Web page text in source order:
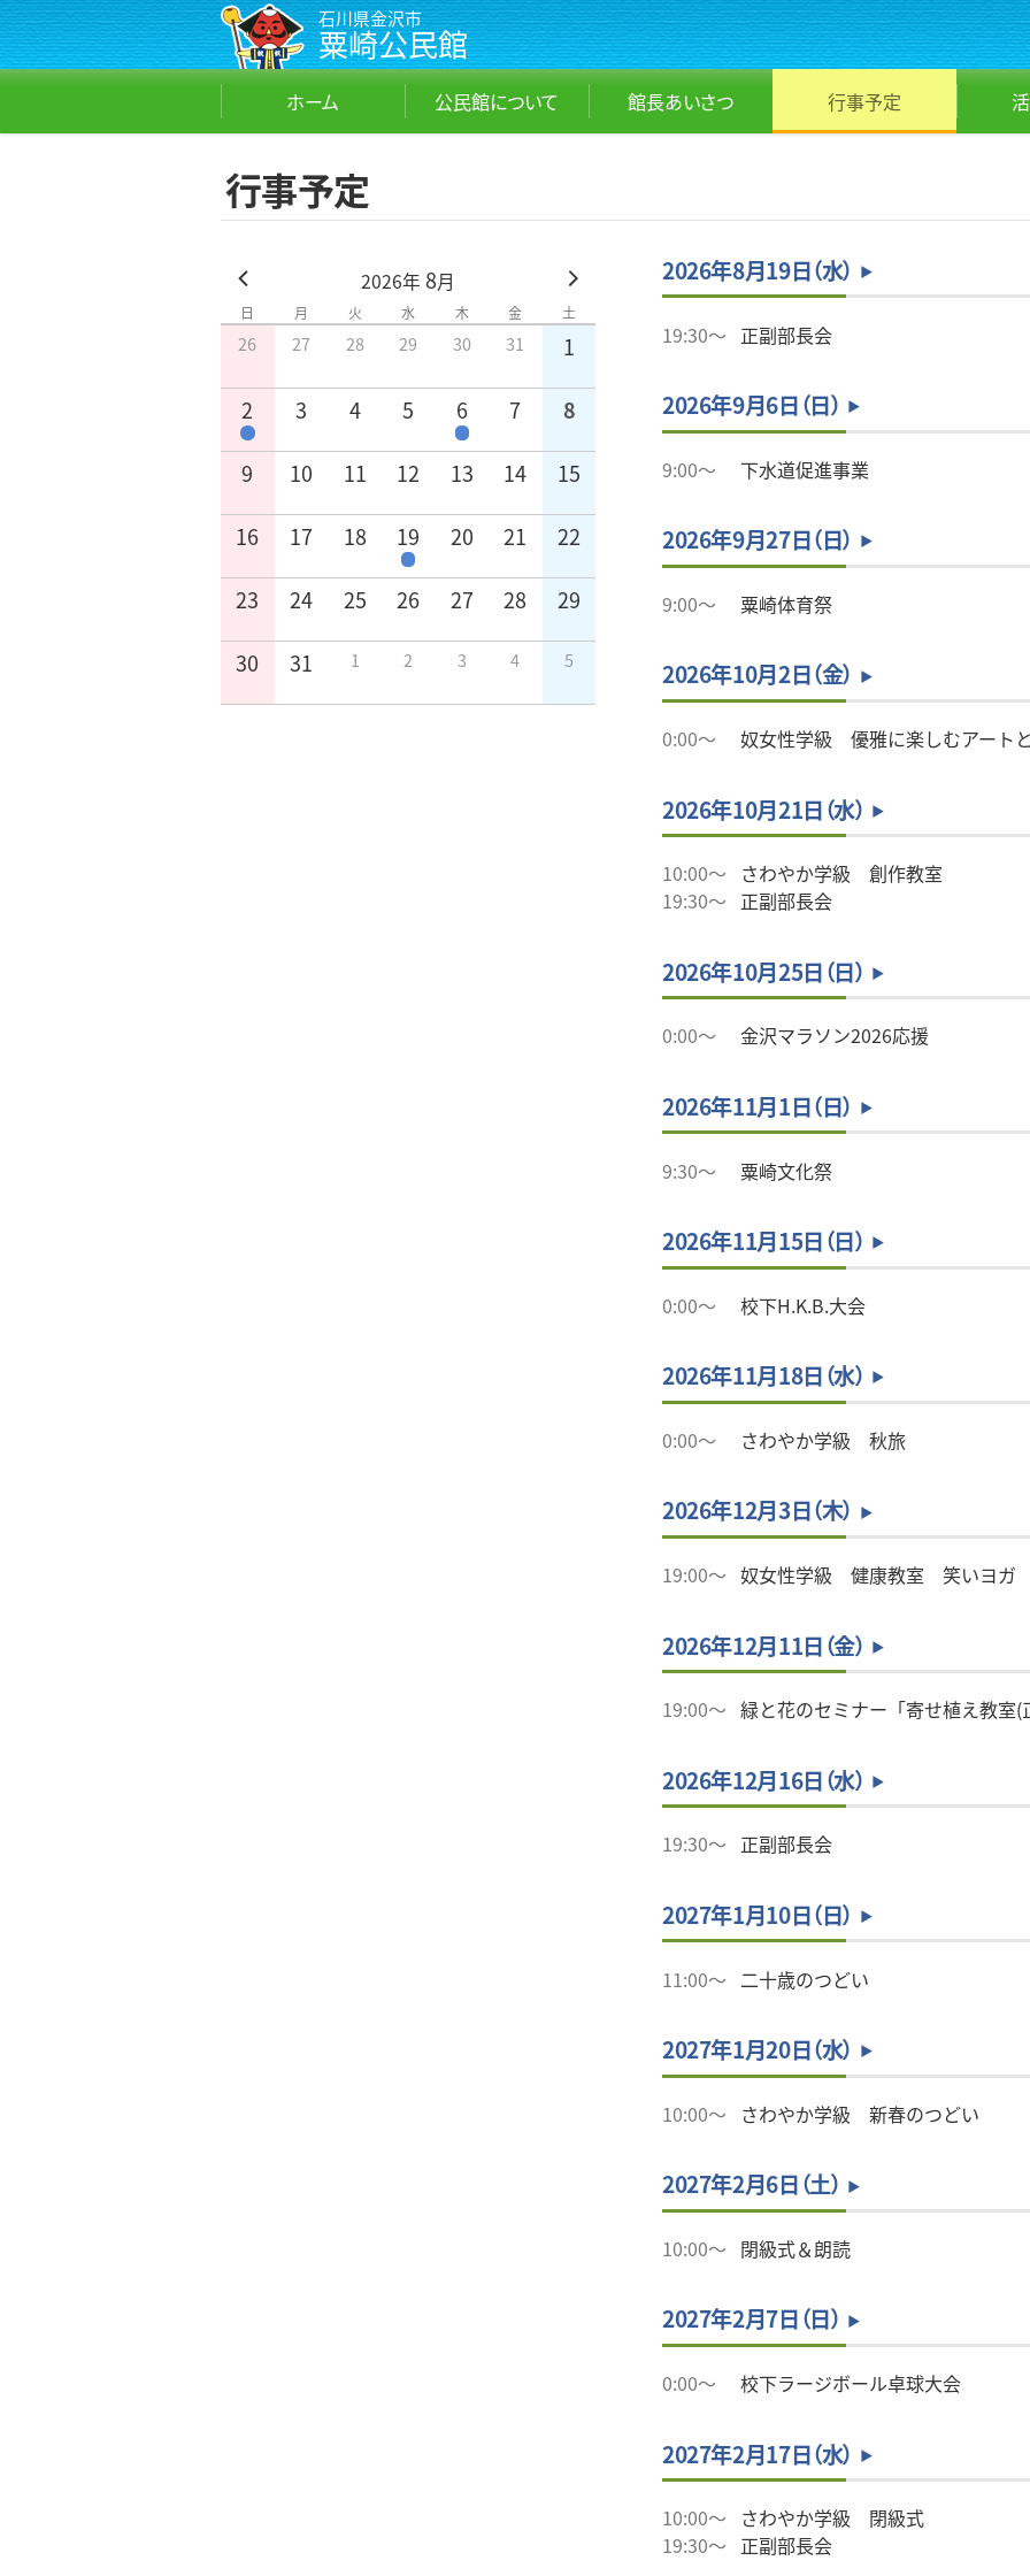
石川県金沢市
粟崎公民館
ホーム 公民館について 館長あいさつ 行事予定
行事予定
2026年 8月
日 月 火 水 木 金 土
26 27 28 29 30 31 1
2 3 4 5 6 7 8
9 10 11 12 13 14 15
16 17 18 19 20 21 22
23 24 25 26 27 28 29
30 31 1 2 3 4 5
2026年8月19日（水）
19:30～ 正副部長会
2026年9月6日（日）
9:00～ 下水道促進事業
2026年9月27日（日）
9:00～ 粟崎体育祭
2026年10月2日（金）
0:00～ 奴女性学級 優雅に楽しむアート
2026年10月21日（水）
10:00～
さわやか学級 創作教室
19:30～ 正副部長会
2026年10月25日（日）
0:00～ 金沢マラソン2026応援
2026年11月1日（日）
9:30～ 粟崎文化祭
2026年11月15日（日）
0:00～ 校下H.K.B.大会
2026年11月18日（水）
0:00～ さわやか学級 秋旅
2026年12月3日（木）
19:00～ 奴女性学級 健康教室 笑いヨガ
2026年12月11日（金）
19:00～ 緑と花のセミナー「寄せ植え教室(
2026年12月16日（水）
19:30～ 正副部長会
2027年1月10日（日）
11:00～ 二十歳のつどい
2027年1月20日（水）
10:00～ さわやか学級 新春のつどい
2027年2月6日（土）
10:00～ 閉級式＆朗読
2027年2月7日（日）
0:00～ 校下ラージボール卓球大会
2027年2月17日（水）
10:00～
さわやか学級 閉級式
19:30～ 正副部長会